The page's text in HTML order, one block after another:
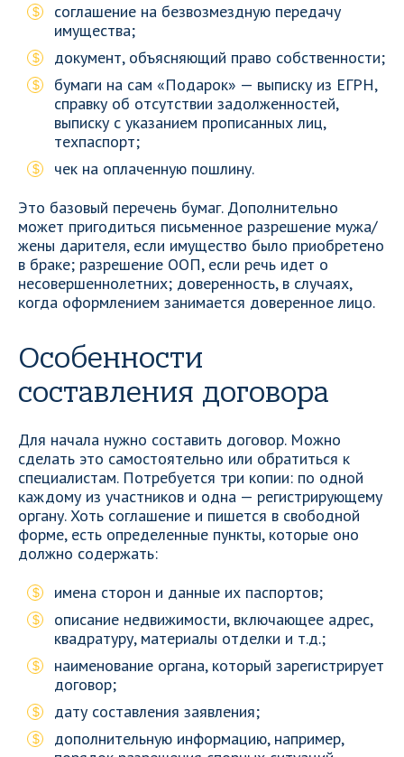
соглашение на безвозмездную передачу
имущества;
документ, объясняющий право собственности;
бумаги на сам «Подарок» — выписку из ЕГРН,
справку об отсутствии задолженностей,
выписку с указанием прописанных лиц,
техпаспорт;
чек на оплаченную пошлину.
Это базовый перечень бумаг. Дополнительно
может пригодиться письменное разрешение мужа/
жены дарителя, если имущество было приобретено
в браке; разрешение ООП, если речь идет о
несовершеннолетних; доверенность, в случаях,
когда оформлением занимается доверенное лицо.
Особенности
составления договора
Для начала нужно составить договор. Можно
сделать это самостоятельно или обратиться к
специалистам. Потребуется три копии: по одной
каждому из участников и одна — регистрирующему
органу. Хоть соглашение и пишется в свободной
форме, есть определенные пункты, которые оно
должно содержать:
имена сторон и данные их паспортов;
описание недвижимости, включающее адрес,
квадратуру, материалы отделки и т.д.;
наименование органа, который зарегистрирует
договор;
дату составления заявления;
дополнительную информацию, например,